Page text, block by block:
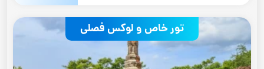
تور خاص و لوکس فصلی